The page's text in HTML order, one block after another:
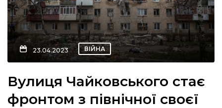
новини
23.04.2023 ВІЙНА
Вулиця Чайковського стає
фронтом з північної своєї